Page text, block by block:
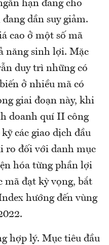
hạn đang cho
dần suy giảm.
cao ở một số mã
năng sinh lợi. Mặc
duy trì những có
ở nhiều mã có
giai đoạn này, khi
doanh quí II công
các giao dịch đầu
ro đối với danh mục
hóa từng phần lợi
mã đạt kỳ vọng, bắt
hướng đến vùng
hợp lý. Mục tiêu đầu